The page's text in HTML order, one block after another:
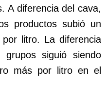
A diferencia del cava,
productos subió un
litro. La diferencia
siguió siendo
más por litro en el